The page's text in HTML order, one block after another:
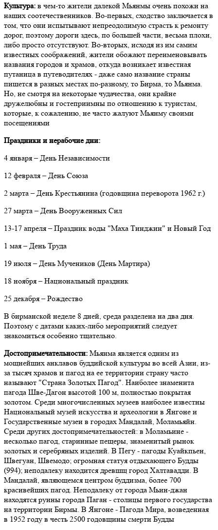
Культура: в чем-то жители далекой Мьянмы очень похожи на
наших соотечественников. Во-первых, сходство заключается в
том, что они испытывают непреодолимую страсть к ремонту
дорог, поэтому дороги здесь, по большей части, весьма плохи,
либо просто отсутствуют. Во-вторых, исходя из им самим
известных соображений, жители обожают переименовывать
названия городов и храмов, откуда возникает известная
путаница в путеводителях - даже само название страны
пишется в разных местах по-разному, то Бирма, то Мьянма.
Но, не смотря на некоторые чудачества, они крайне
дружелюбны и гостеприимны по отношению к туристам,
которые, к сожалению, не часто жалуют Мьянму своими
посещениями
Праздники и нерабочие дни:
4 января – День Независимости
12 февраля – День Союза
2 марта – День Крестьянина (годовщина переворота 1962 г.)
27 марта – День Вооруженных Сил
13-17 апреля – Праздник воды "Маха Тинджин" и Новый Год
1 мая – День Труда
19 июля – День Мучеников (День Мартира)
18 ноября – Национальный праздник
25 декабря – Рождество
В бирманской неделе 8 дней, среда разделена на два дня.
Поэтому с датами каких-либо мероприятий следует
знакомиться особенно тщательно.
Достопримечательности: Мьянма является одним из
мощнейших анклавов буддийской культуры во всей Азии, из-
за тысяч храмов и пагод на ее территории страну часто
называют "Страна Золотых Пагод". Наиболее знаменита
пагода Шве-Дагон высотой 100 м, полностью покрытая
золотом. Среди многочисленных музеев наиболее известны
Национальный музей искусства и археологии в Янгоне и
Государственные музеи в городах Мандалай, Моламьяйн.
Среди других достопримечательностей: в Моламьине -
несколько пагод, старинные пещеры, знаменитый рынок
золотых и серебряных изделий. В Пегу - пагоды Куайкпьен,
Швегуан, Швемодо; огромная статуя отдыхающего Будды
(994); неподалеку находится древшщ город Халтавадди. В
Мандалай, являющемся центром буддизма, более 700
красивейших пагод. Неподалеку от города Мьин-джан
находятся руины города Паган - столицы первого государства
на территории Бирмы. В Янгоне - Пагода Мира, возведенная
в 1952 году в честь 2500 годовщины смерти Будды